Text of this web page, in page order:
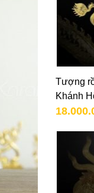
Tượng
Khánh